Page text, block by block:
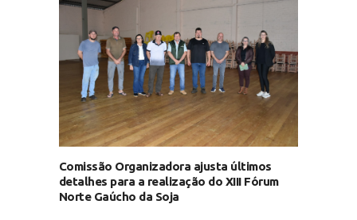
Comissão Organizadora ajusta últimos
detalhes para a realização do XIII Fórum
Norte Gaúcho da Soja